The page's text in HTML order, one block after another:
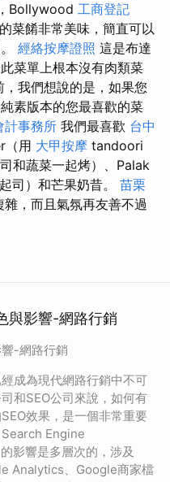
Bollywood 工商登記
的菜餚非常美味，簡直可以
經絡按摩證照 這是布達
菜單上根本沒有肉類菜
我們想說的是，如果您
素版本的您最喜歡的菜
計事務所 我們最喜歡 台中
（用 大甲按摩 tandoori
和蔬菜一起烤）、Palak
司）和芒果奶昔。 苗栗
，而且氣氛再友善不過
與影響-網路行銷
-網路行銷
成為現代網路行銷中不可
和SEO公司來說，如何有
效果，是一個非常重要
Search Engine
影響是多層次的，涉及
Analytics、Google商家檔